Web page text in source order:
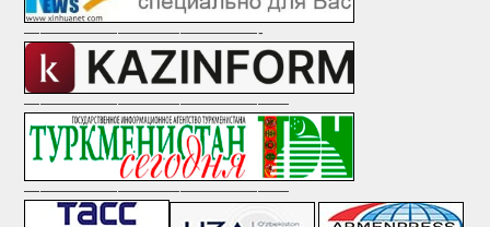
———————————————-
—————————————————
—————————————————